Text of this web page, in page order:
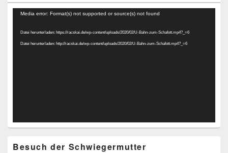
Video-
Media error: Format(s) not supported or source(s) not found
Datei herunterladen: https://racskai.de/wp-content/uploads/2020/02/U-Bahn-zum-Schafott.mp4?_=6
Datei herunterladen: http://racskai.de/wp-content/uploads/2020/02/U-Bahn-zum-Schafott.mp4?_=6
Besuch der Schwiegermutter